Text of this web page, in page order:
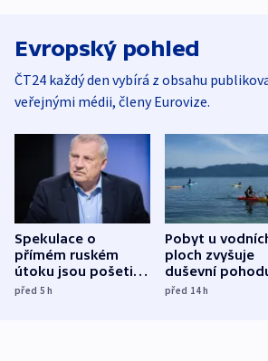
Evropský pohled
ČT24 každý den vybírá z obsahu
veřejnými médii, členy Eurovize.
Spekulace o
přímém ruském
útoku jsou pošetilé,
míní estonský
před 5h
Pobyt u
ploch zvyšuje
duševní
ukázala
před 14h